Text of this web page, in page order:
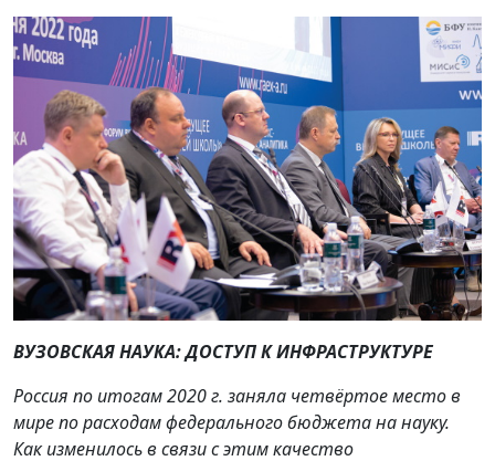
ВУЗОВСКАЯ НАУКА: ДОСТУП К ИНФРАСТРУКТУРЕ
Россия по итогам 2020 г. заняла четвёртое место в
мире по расходам федерального бюджета на науку.
Как изменилось в связи с этим качество